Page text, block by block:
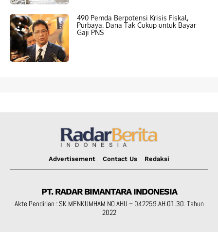
490 Pemda Berpotensi Krisis Fiskal,
Purbaya: Dana Tak Cukup untuk Bayar
Gaji PNS
Advertisement Contact Us Redaksi
PT. RADAR BIMANTARA INDONESIA
Akte Pendirian : SK MENKUMHAM NO AHU – 042259.AH.01.30. Tahun
2022